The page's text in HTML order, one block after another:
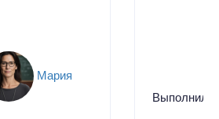
Мария
Выполнил